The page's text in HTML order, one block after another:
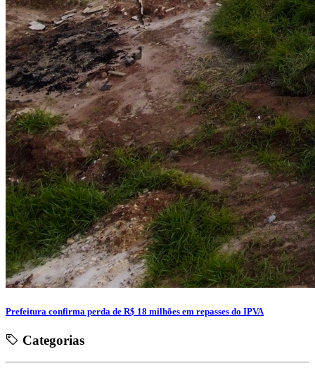
Prefeitura confirma perda de R$ 18 milhões em repasses do IPVA
Categorias